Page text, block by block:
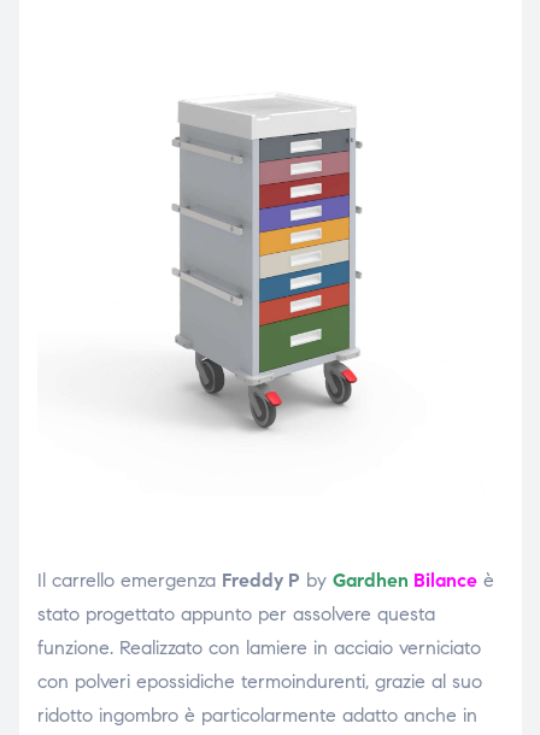
Il carrello emergenza Freddy P by Gardhen Bilanceè
stato progettato appunto per assolvere questa
funzione. Realizzato con lamiere in acciaio verniciato
con polveri epossidiche termoindurenti, grazie al suo
ridotto ingombro è particolarmente adatto anche in